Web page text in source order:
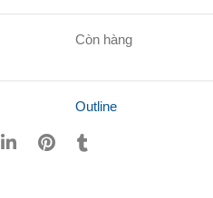
Còn hàng
Outline